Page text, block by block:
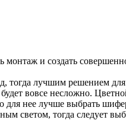
и создать
тогда лучшим решением
вовсе несложно.
нее лучше выбрать
светом, тогда следует